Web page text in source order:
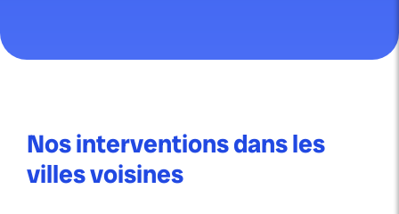
Nos interventions dans les
villes voisines